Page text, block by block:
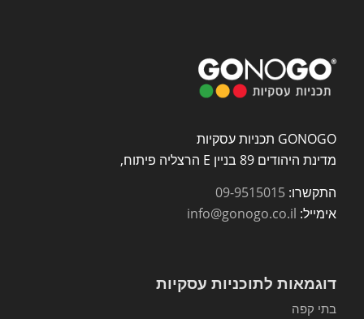
GONOGO תכניות עסקיות
מדינת היהודים 89 בניין E הרצליה פיתוח,
התקשרו: 09-9515015
אימייל: info@gonogo.co.il
דוגמאות לתוכניות עסקיות
בתי קפה